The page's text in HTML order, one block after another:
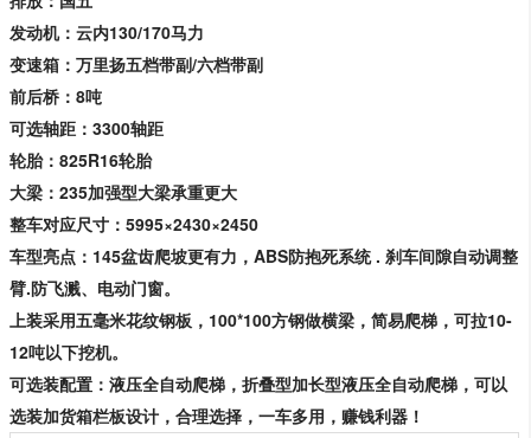
发动机： 云内130/170马力
变速箱： 万里扬五档带副/六档带副
前后桥： 8吨
可选轴距： 3300轴距
轮胎： 825R16轮胎
大梁： 235加强型大梁承重更大
整车对应尺寸： 5995×2430×2450
车型亮点：145盆齿爬坡更有力，ABS防抱死系统 . 刹车间隙自动调整
臂.防飞溅、电动门窗。
上装采用五毫米花纹钢板，100*100方钢做横梁，简易爬梯，可拉10-
12吨以下挖机。
可选装配置：液压全自动爬梯，折叠型加长型液压全自动爬梯，可以
选装加货箱栏板设计，合理选择，一车多用，赚钱利器！